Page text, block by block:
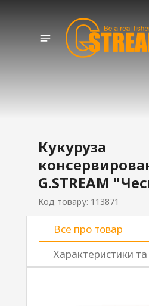
Кукуруза
G.STREAM
Код товару: 113871
Все про товар
Характеристики